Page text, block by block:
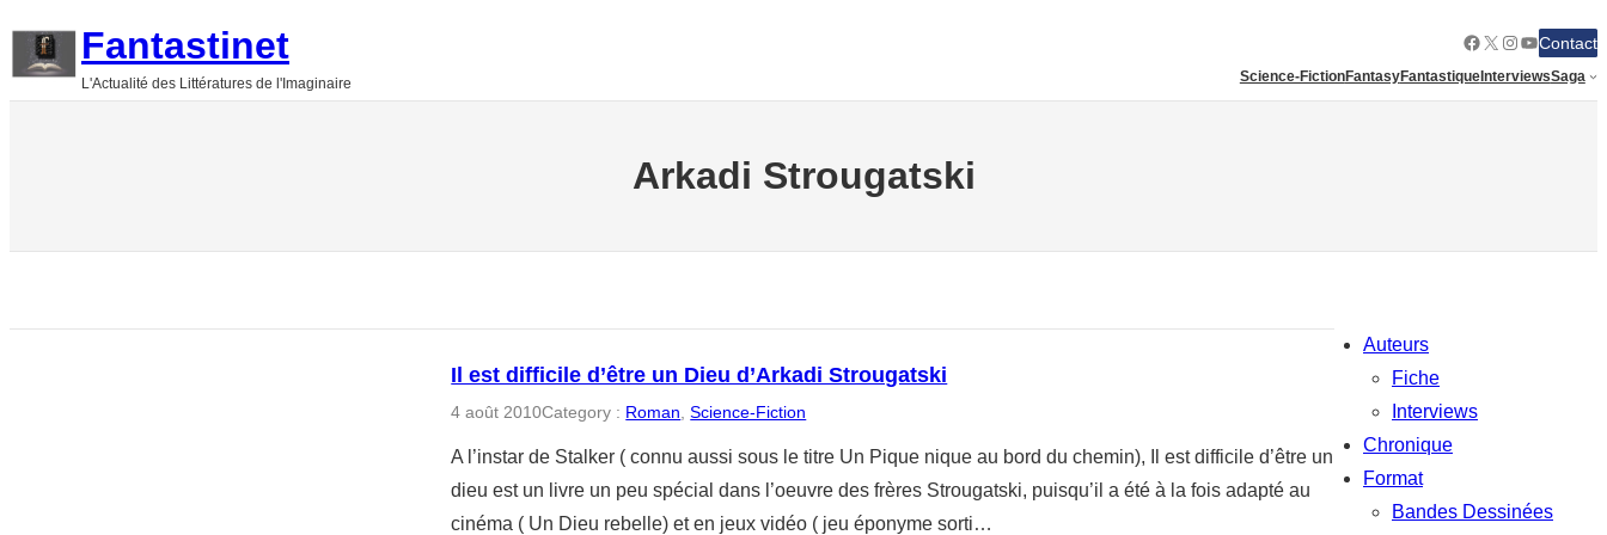
Fantastinet
L'Actualité des Littératures de l'Imaginaire
Facebook
X Instagram
YouTube
Contact
Science-FictionFantasyFantastiqueInterviewsSaga
Arkadi Strougatski
Il est difficile d’être un Dieu d’Arkadi Strougatski
4 août 2010Category : Roman , Science-Fiction
A l’instar de Stalker ( connu aussi sous le titre Un Pique nique au bord du chemin), Il est difficile d’être un
dieu est un livre un peu spécial dans l’oeuvre des frères Strougatski, puisqu’il a été à la fois adapté au
cinéma ( Un Dieu rebelle) et en jeux vidéo ( jeu éponyme sorti…
Auteurs
Fiche
Interviews
Chronique
Format
Bandes Dessinées